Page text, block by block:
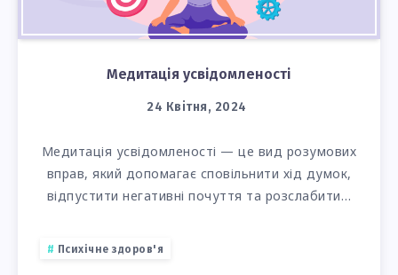
Медитація усвідомленості
24 Квітня, 2024
Медитація усвідомленості — це вид розумових
вправ, який допомагає сповільнити хід думок,
відпустити негативні почуття та розслабити…
Психічне здоров'я